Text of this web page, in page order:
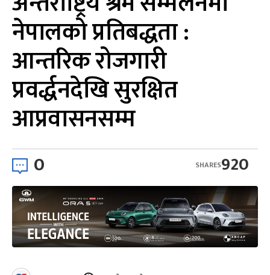
नेपालको प्रतिबद्धता :
आन्तरिक रोजगारी
प्रवर्द्धनदेखि सुरक्षित
आप्रवासनसम्म
0 920
SHARES